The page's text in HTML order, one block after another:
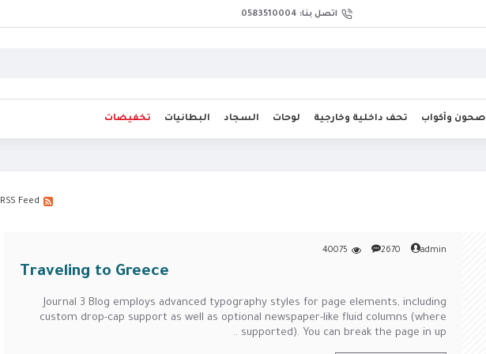
اتصل بنا: 0583510004
صحون وأكواب تحف داخلية وخارجية لوحات السجاد البطانيات تخفيضات
RSS Feed
admin
2670
40075
Traveling to Greece
Journal 3 Blog employs advanced typography styles for page elements, including
custom drop-cap support as well as optional newspaper-like fluid columns (where
supported). You can break the page in up ..